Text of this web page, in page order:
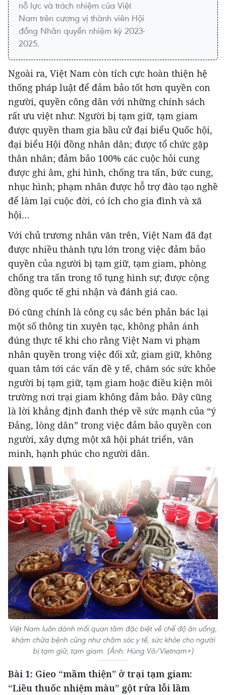
nỗ lực và trách nhiệm của Việt
Nam trên cương vị thành viên Hội
đồng Nhân quyền nhiệm kỳ 2023-
2025.
Ngoài ra, Việt Nam còn tích cực hoàn thiện hệ
thống pháp luật để đảm bảo tốt hơn quyền con
người, quyền công dân với những chính sách
rất ưu việt như: Người bị tạm giữ, tạm giam
được quyền tham gia bầu cử đại biểu Quốc hội,
đại biểu Hội đồng nhân dân; được tổ chức gặp
thân nhân; đảm bảo 100% các cuộc hỏi cung
được ghi âm, ghi hình, chống tra tấn, bức cung,
nhục hình; phạm nhân được hỗ trợ đào tạo nghề
để làm lại cuộc đời, có ích cho gia đình và xã
hội…
Với chủ trương nhân văn trên, Việt Nam đã đạt
được nhiều thành tựu lớn trong việc đảm bảo
quyền của người bị tạm giữ, tạm giam, phòng
chống tra tấn trong tố tụng hình sự; được cộng
đồng quốc tế ghi nhận và đánh giá cao.
Đó cũng chính là công cụ sắc bén phản bác lại
một số thông tin xuyên tạc, không phản ánh
đúng thực tế khi cho rằng Việt Nam vi phạm
nhân quyền trong việc đối xử, giam giữ, không
quan tâm tới các vấn đề y tế, chăm sóc sức khỏe
người bị tạm giữ, tạm giam hoặc điều kiện môi
trường nơi trại giam không đảm bảo. Đây cũng
là lời khẳng định đanh thép về sức mạnh của “ý
Đảng, lòng dân” trong việc đảm bảo quyền con
người, xây dựng một xã hội phát triển, văn
minh, hạnh phúc cho người dân.
Việt Nam luôn dành mối quan tâm đặc biệt về chế độ ăn uống,
khám chữa bệnh cũng như chăm sóc y tế, sức khỏe cho người
bị tạm giữ, tạm giam. (Ảnh: Hùng Võ/Vietnam+)
Bài 1: Gieo “mầm thiện” ở trại tạm giam:
“Liều thuốc nhiệm màu” gột rửa lỗi lầm